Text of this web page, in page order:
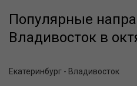
Популярные
Владивосток в
Екатеринбург - Владивосток